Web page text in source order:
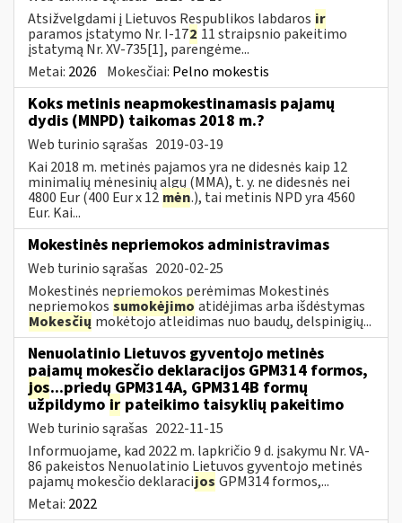
Atsižvelgdami į Lietuvos Respublikos labdaros ir
paramos įstatymo Nr. I-172 11 straipsnio pakeitimo
įstatymą Nr. XV-735[1], parengėme...
Metai: 2026 Mokesčiai: Pelno mokestis
Koks metinis neapmokestinamasis pajamų
dydis (MNPD) taikomas 2018 m.?
Web turinio sąrašas 2019-03-19
Kai 2018 m. metinės pajamos yra ne didesnės kaip 12
minimalių mėnesinių algų (MMA), t. y. ne didesnės nei
4800 Eur (400 Eur x 12 mėn.), tai metinis NPD yra 4560
Eur. Kai...
Mokestinės nepriemokos administravimas
Web turinio sąrašas 2020-02-25
Mokestinės nepriemokos perėmimas Mokestinės
nepriemokos sumokėjimo atidėjimas arba išdėstymas
Mokesčių mokėtojo atleidimas nuo baudų, delspinigių...
Nenuolatinio Lietuvos gyventojo metinės
pajamų mokesčio deklaracijos GPM314 formos,
jos...priedų GPM314A, GPM314B formų
užpildymo ir pateikimo taisyklių pakeitimo
Web turinio sąrašas 2022-11-15
Informuojame, kad 2022 m. lapkričio 9 d. įsakymu Nr. VA-
86 pakeistos Nenuolatinio Lietuvos gyventojo metinės
pajamų mokesčio deklaracijos GPM314 formos,...
Metai: 2022